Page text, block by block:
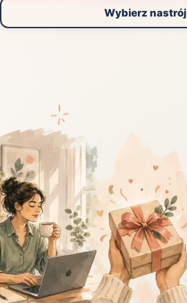
Wybierz nastrój